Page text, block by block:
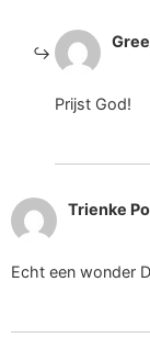
Prijst God!
Trienke
Echt een wonder